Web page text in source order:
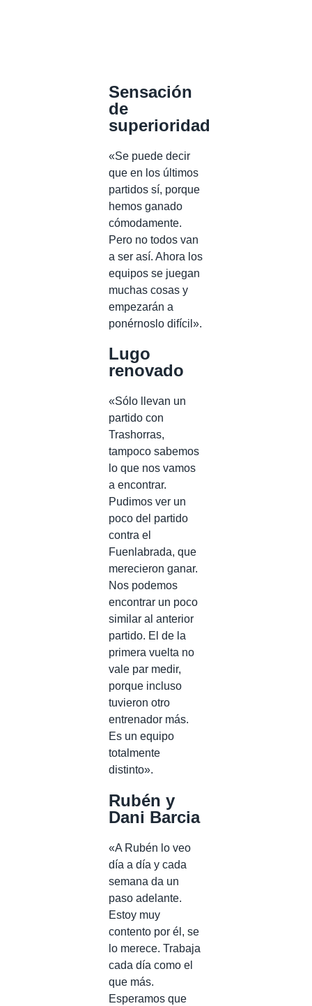
Sensación
de
superioridad
«Se puede decir
que en los últimos
partidos sí, porque
hemos ganado
cómodamente.
Pero no todos van
a ser así. Ahora los
equipos se juegan
muchas cosas y
empezarán a
ponérnoslo difícil».
Lugo
renovado
«Sólo llevan un
partido con
Trashorras,
tampoco sabemos
lo que nos vamos
a encontrar.
Pudimos ver un
poco del partido
contra el
Fuenlabrada, que
merecieron ganar.
Nos podemos
encontrar un poco
similar al anterior
partido. El de la
primera vuelta no
vale par medir,
porque incluso
tuvieron otro
entrenador más.
Es un equipo
totalmente
distinto».
Rubén y
Dani Barcia
«A Rubén lo veo
día a día y cada
semana da un
paso adelante.
Estoy muy
contento por él, se
lo merece. Trabaja
cada día como el
que más.
Esperamos que